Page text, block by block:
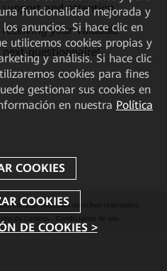
and attention.
your valuable
questionnaire!
Co., Ltd. Todos los derechos reservados.
de Cookies Condiciones de uso
funcionalidad mejorada y
anuncios. Si hace clic en
utilicemos cookies propias y
y análisis. Si hace clic
cookies para fines
gestionar sus cookies en
en nuestra Política
DE COOKIES >